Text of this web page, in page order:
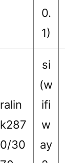
0.
1)
ralin
k287
0/30
si
(w
ifi
w
ay